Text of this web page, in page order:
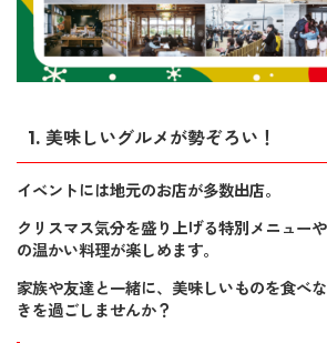
1. 美味しいグルメが勢ぞろい！
イベントには地元のお店が多数出店。
クリスマス気分を盛り上げる特別メニュー
の温かい料理が楽しめます。
家族や友達と一緒に、美味しいものを食べ
きを過ごしませんか？